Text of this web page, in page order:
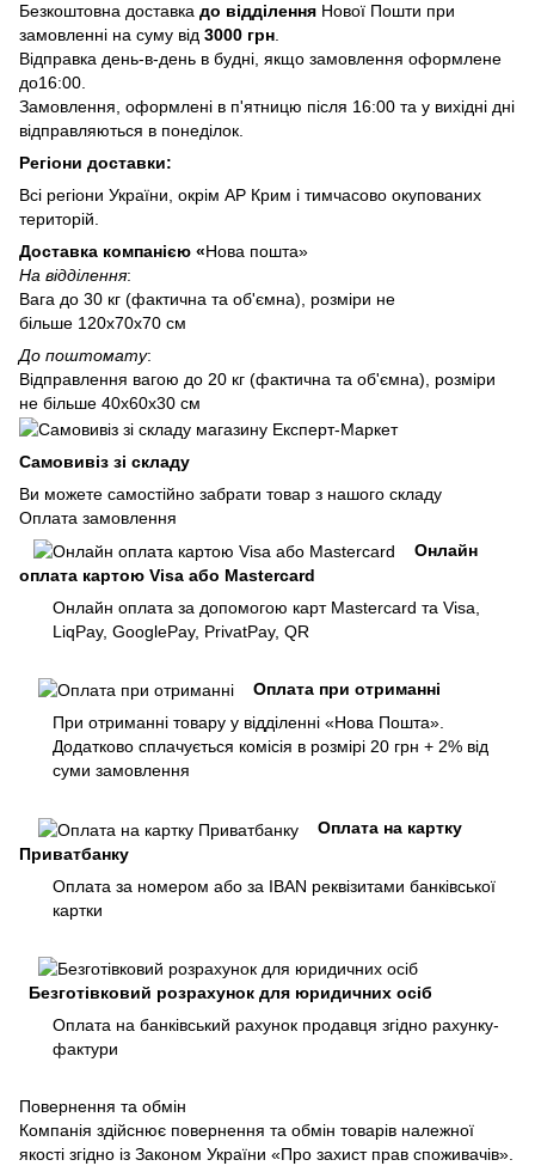
Безкоштовна доставка до відділення Нової Пошти при
замовленні на суму від 3000 грн.
Відправка день-в-день в будні, якщо замовлення оформлене
до16:00.
Замовлення, оформлені в п'ятницю після 16:00 та у вихідні дні
відправляються в понеділок.
Регіони доставки:
Всі регіони України, окрім АР Крим і тимчасово окупованих
територій.
Доставка компанією «Нова пошта»
На відділення:
Вага до 30 кг (фактична та об'ємна), розміри не
більше 120х70х70 см
До поштомату:
Відправлення вагою до 20 кг (фактична та об'ємна), розміри
не більше 40х60х30 см
Самовивіз зі складу
Ви можете самостійно забрати товар з нашого складу
Оплата замовлення
Онлайн
оплата картою Visa або Mastercard
Онлайн оплата за допомогою карт Mastercard та Visa,
LiqPay, GooglePay, PrivatPay, QR
Оплата при отриманні
При отриманні товару у відділенні «Нова Пошта».
Додатково сплачується комісія в розмірі 20 грн + 2% від
суми замовлення
Оплата на картку
Приватбанку
Оплата за номером або за IBAN реквізитами банківської
картки
Безготівковий розрахунок для юридичних осіб
Оплата на банківський рахунок продавця згідно рахунку-
фактури
Повернення та обмін
Компанія здійснює повернення та обмін товарів належної
якості згідно із Законом України «Про захист прав споживачів».